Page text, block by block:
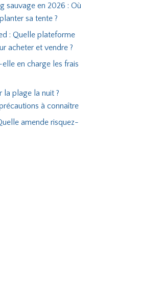
sauvage en 2026 : Où
sa tente ?
: Quelle plateforme
acheter et vendre ?
elle en charge les frais
la plage la nuit ?
à connaître
amende risquez-